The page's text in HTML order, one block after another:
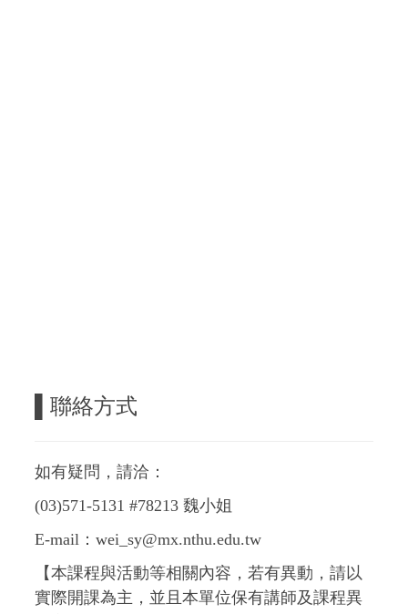
聯絡方式
如有疑問，請洽：
(03)571-5131 #78213 魏小姐
E-mail：wei_sy@mx.nthu.edu.tw
【本課程與活動等相關內容，若有異動，請以
實際開課為主，並且本單位保有講師及課程異